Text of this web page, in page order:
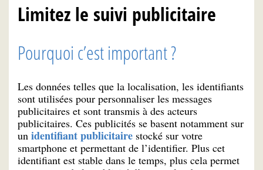
Limitez le suivi publicitaire
Pourquoi c’est important ?
Les données telles que la localisation, les identifiants
sont utilisées pour personnaliser les messages
publicitaires et sont transmis à des acteurs
publicitaires. Ces publicités se basent notamment sur
un identifiant publicitaire stocké sur votre
smartphone et permettant de l’identifier. Plus cet
identifiant est stable dans le temps, plus cela permet